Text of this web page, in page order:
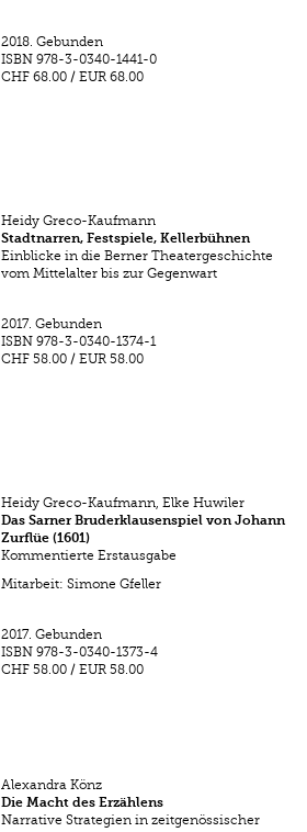
2018. Gebunden
ISBN 978-3-0340-1441-0
CHF 68.00 /EUR 68.00
Heidy Greco-Kaufmann
Stadtnarren, Festspiele, Kellerbühnen
Einblicke in die Berner Theatergeschichte
vom Mittelalter bis zur Gegenwart
2017. Gebunden
ISBN 978-3-0340-1374-1
CHF 58.00 /EUR 58.00
Heidy Greco-Kaufmann, Elke Huwiler
Das Sarner Bruderklausenspiel von Johann
Zurflüe (1601)
Kommentierte Erstausgabe
Mitarbeit: Simone Gfeller
2017. Gebunden
ISBN 978-3-0340-1373-4
CHF 58.00 /EUR 58.00
Alexandra Könz
Die Macht des Erzählens
Narrative Strategien in zeitgenössischer